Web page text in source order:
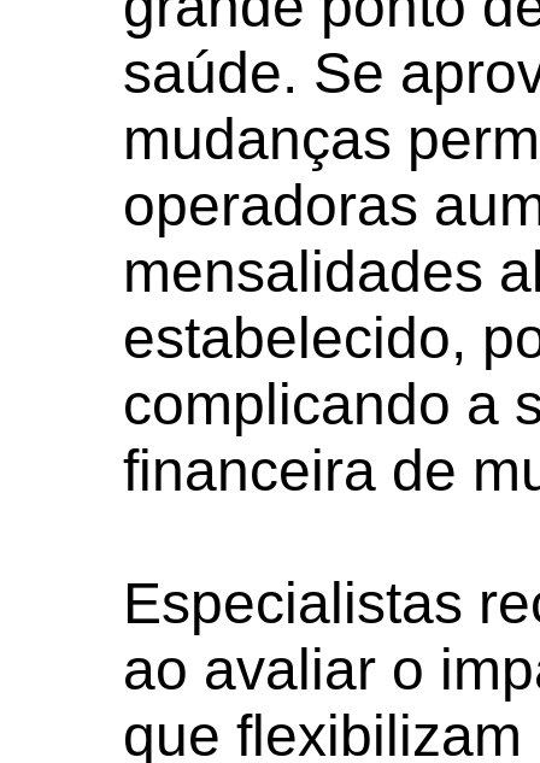
saúde. Se
mudanças
operadoras
mensalidades
estabelecido,
complicando a
financeira de
Especialistas
ao avaliar o
que